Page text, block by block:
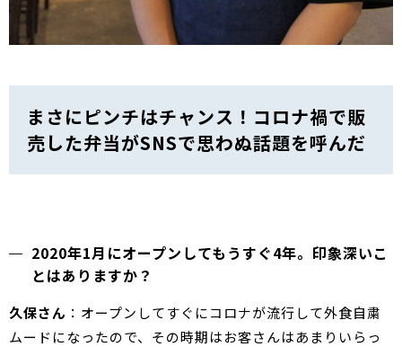
まさにピンチはチャンス！コロナ禍で販
売した弁当がSNSで思わぬ話題を呼んだ
2020年1月にオープンしてもうすぐ4年。印象深いこ
とはありますか？
久保さん ：オープンしてすぐにコロナが流行して外食自粛
ムードになったので、その時期はお客さんはあまりいらっ